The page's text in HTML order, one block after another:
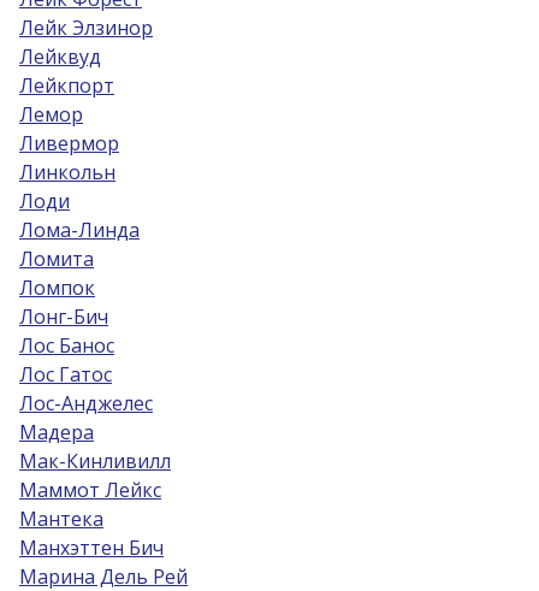
Лейк Элзинор
Лейквуд
Лейкпорт
Лемор
Ливермор
Линкольн
Лоди
Лома-Линда
Ломита
Ломпок
Лонг-Бич
Лос Банос
Лос Гатос
Лос-Анджелес
Мадера
Мак-Кинливилл
Маммот Лейкс
Мантека
Манхэттен Бич
Марина Дель Рей